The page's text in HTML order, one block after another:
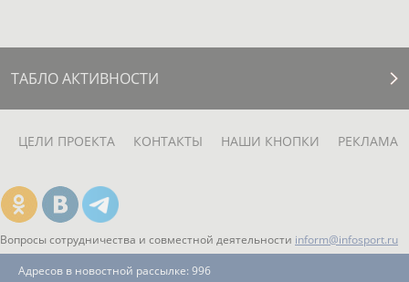
ТАБЛО АКТИВНОСТИ
ЦЕЛИ ПРОЕКТА КОНТАКТЫ НАШИ КНОПКИ РЕКЛАМА
Вопросы сотрудничества и совместной деятельности inform@infosport.ru
Адресов в новостной рассылке: 996